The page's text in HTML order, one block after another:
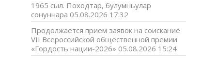
1965 сыл. Походтар, булумньулар
сонуннара 05.08.2026 17:32
Продолжается прием заявок на соискание
VII Всероссийской общественной премии
«Гордость нации-2026» 05.08.2026 15:24